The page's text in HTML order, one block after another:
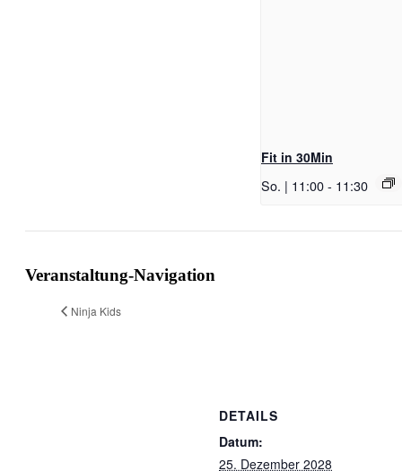
Fit in 30Min
So. | 11:00- 11:30
Veranstaltung-Navigation
Ninja Kids
DETAILS
Datum:
25. Dezember 2028